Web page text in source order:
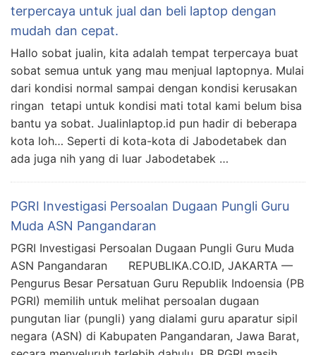
terpercaya untuk jual dan beli laptop dengan
mudah dan cepat.
Hallo sobat jualin, kita adalah tempat terpercaya buat
sobat semua untuk yang mau menjual laptopnya. Mulai
dari kondisi normal sampai dengan kondisi kerusakan
ringan tetapi untuk kondisi mati total kami belum bisa
bantu ya sobat. Jualinlaptop.id pun hadir di beberapa
kota loh… Seperti di kota-kota di Jabodetabek dan
ada juga nih yang di luar Jabodetabek …
PGRI Investigasi Persoalan Dugaan Pungli Guru
Muda ASN Pangandaran
PGRI Investigasi Persoalan Dugaan Pungli Guru Muda
ASN Pangandaran REPUBLIKA.CO.ID, JAKARTA —
Pengurus Besar Persatuan Guru Republik Indoensia (PB
PGRI) memilih untuk melihat persoalan dugaan
pungutan liar (pungli) yang dialami guru aparatur sipil
negara (ASN) di Kabupaten Pangandaran, Jawa Barat,